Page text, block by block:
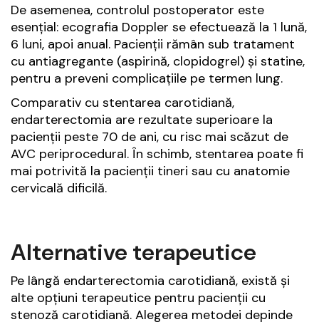
De asemenea, controlul postoperator este
esențial: ecografia Doppler se efectuează la 1 lună,
6 luni, apoi anual. Pacienții rămân sub tratament
cu antiagregante (aspirină, clopidogrel) și statine,
pentru a preveni complicațiile pe termen lung.
Comparativ cu stentarea carotidiană,
endarterectomia are rezultate superioare la
pacienții peste 70 de ani, cu risc mai scăzut de
AVC periprocedural. În schimb, stentarea poate fi
mai potrivită la pacienții tineri sau cu anatomie
cervicală dificilă.
Alternative terapeutice
Pe lângă endarterectomia carotidiană, există și
alte opțiuni terapeutice pentru pacienții cu
stenoză carotidiană. Alegerea metodei depinde